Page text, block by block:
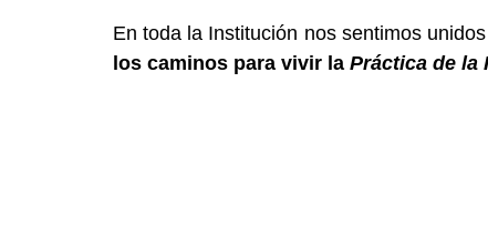
En toda la Institución nos sentimos
los caminos para vivir la Práctica de la